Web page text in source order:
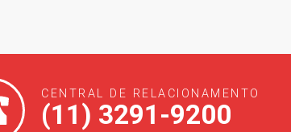
CENTRAL DE RELACIONAMENTO
(11) 3291-9200